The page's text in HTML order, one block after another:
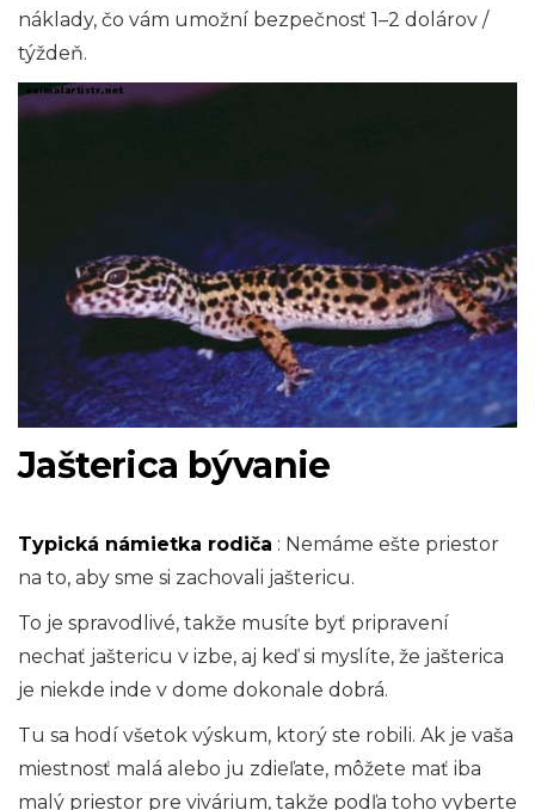
náklady, čo vám umožní bezpečnosť 1–2 dolárov /
týždeň.
Jašterica bývanie
Typická námietka rodiča : Nemáme ešte priestor
na to, aby sme si zachovali jaštericu.
To je spravodlivé, takže musíte byť pripravení
nechať jaštericu v izbe, aj keď si myslíte, že jašterica
je niekde inde v dome dokonale dobrá.
Tu sa hodí všetok výskum, ktorý ste robili. Ak je vaša
miestnosť malá alebo ju zdieľate, môžete mať iba
malý priestor pre vivárium, takže podľa toho vyberte